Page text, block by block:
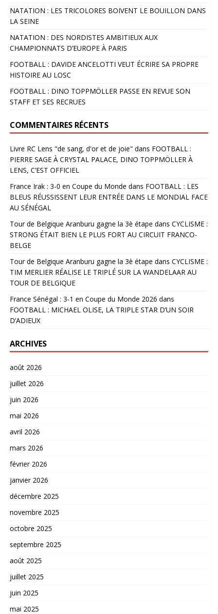
NATATION : LES TRICOLORES BOIVENT LE BOUILLON DANS
LA SEINE
NATATION : DES NORDISTES AMBITIEUX AUX
CHAMPIONNATS D’EUROPE À PARIS
FOOTBALL : DAVIDE ANCELOTTI VEUT ÉCRIRE SA PROPRE
HISTOIRE AU LOSC
FOOTBALL : DINO TOPPMÖLLER PASSE EN REVUE SON
STAFF ET SES RECRUES
COMMENTAIRES RÉCENTS
Livre RC Lens "de sang, d'or et de joie" dans FOOTBALL :
PIERRE SAGE À CRYSTAL PALACE, DINO TOPPMÖLLER À
LENS, C’EST OFFICIEL
France Irak : 3-0 en Coupe du Monde dans FOOTBALL : LES
BLEUS RÉUSSISSENT LEUR ENTRÉE DANS LE MONDIAL FACE
AU SÉNÉGAL
Tour de Belgique Aranburu gagne la 3è étape dans CYCLISME :
STRONG ÉTAIT BIEN LE PLUS FORT AU CIRCUIT FRANCO-
BELGE
Tour de Belgique Aranburu gagne la 3è étape dans CYCLISME :
TIM MERLIER RÉALISE LE TRIPLÉ SUR LA WANDELAAR AU
TOUR DE BELGIQUE
France Sénégal : 3-1 en Coupe du Monde 2026 dans
FOOTBALL : MICHAEL OLISE, LA TRIPLE STAR D’UN SOIR
D’ADIEUX
ARCHIVES
août 2026
juillet 2026
juin 2026
mai 2026
avril 2026
mars 2026
février 2026
janvier 2026
décembre 2025
novembre 2025
octobre 2025
septembre 2025
août 2025
juillet 2025
juin 2025
mai 2025